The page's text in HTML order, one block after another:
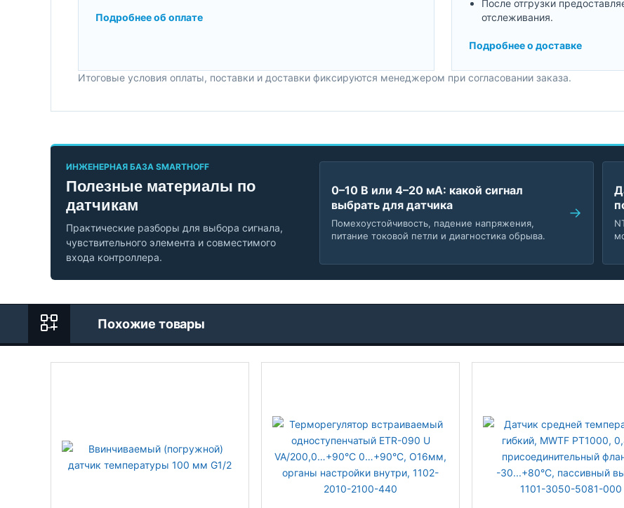
Подробнее об оплате
После отгрузки
отслеживания.
Подробнее о доставке
Итоговые условия оплаты, поставки и доставки фиксируются менеджером при согласовании заказа.
ИНЖЕНЕРНАЯ БАЗА SMARTHOFF
Полезные материалы по
датчикам
Практические разборы для выбора сигнала,
чувствительного элемента и совместимого
входа контроллера.
0–10 В или 4–20 мА: какой сигнал
выбрать для датчика
Помехоустойчивость, падение напряжения,
питание токовой петли и диагностика обрыва.
Похожие товары